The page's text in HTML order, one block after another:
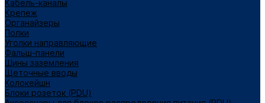
Кабель-каналы
Крепеж
Органайзеры
Полки
Уголки направляющие
Фальш-панели
Шины заземления
Щеточные вводы
Колокейшн
Блоки розеток (PDU)